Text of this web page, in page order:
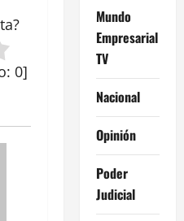
?
: 0]
Mundo
Empresarial
TV
Nacional
Opinión
Poder
Judicial